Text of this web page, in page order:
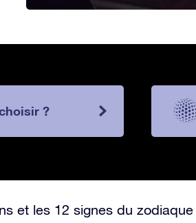
?
et les 12 signes du zodiaque